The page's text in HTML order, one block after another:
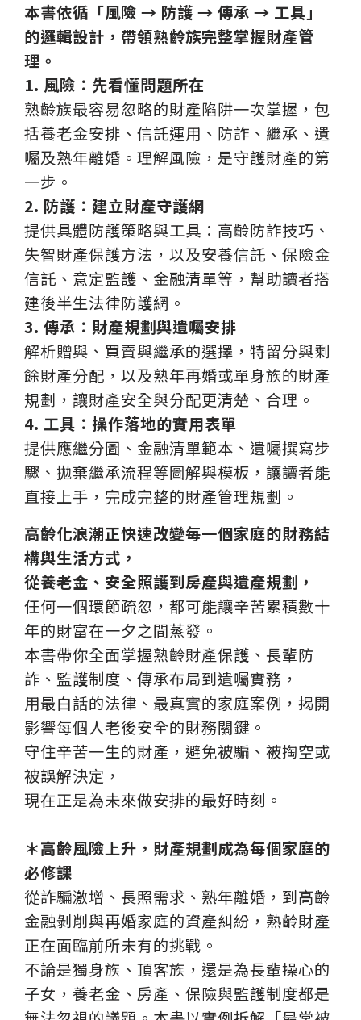
本書依循「風險 → 防護 → 傳承 → 工具」
的邏輯設計，帶領熟齡族完整掌握財產管
理。
1. 風險：先看懂問題所在
熟齡族最容易忽略的財產陷阱一次掌握，包
括養老金安排、信託運用、防詐、繼承、遺
囑及熟年離婚。理解風險，是守護財產的第
一步。
2. 防護：建立財產守護網
提供具體防護策略與工具：高齡防詐技巧、
失智財產保護方法，以及安養信託、保險金
信託、意定監護、金融清單等，幫助讀者搭
建後半生法律防護網。
3. 傳承：財產規劃與遺囑安排
解析贈與、買賣與繼承的選擇，特留分與剩
餘財產分配，以及熟年再婚或單身族的財產
規劃，讓財產安全與分配更清楚、合理。
4. 工具：操作落地的實用表單
提供應繼分圖、金融清單範本、遺囑撰寫步
驟、拋棄繼承流程等圖解與模板，讓讀者能
直接上手，完成完整的財產管理規劃。
高齡化浪潮正快速改變每一個家庭的財務結
構與生活方式，
從養老金、安全照護到房產與遺產規劃，
任何一個環節疏忽，都可能讓辛苦累積數十
年的財富在一夕之間蒸發。
本書帶你全面掌握熟齡財產保護、長輩防
詐、監護制度、傳承布局到遺囑實務，
用最白話的法律、最真實的家庭案例，揭開
影響每個人老後安全的財務關鍵。
守住辛苦一生的財產，避免被騙、被掏空或
被誤解決定，
現在正是為未來做安排的最好時刻。
＊高齡風險上升，財產規劃成為每個家庭的
必修課
從詐騙激增、長照需求、熟年離婚，到高齡
金融剝削與再婚家庭的資產糾紛，熟齡財產
正在面臨前所未有的挑戰。
不論是獨身族、頂客族，還是為長輩操心的
子女，養老金、房產、保險與監護制度都是